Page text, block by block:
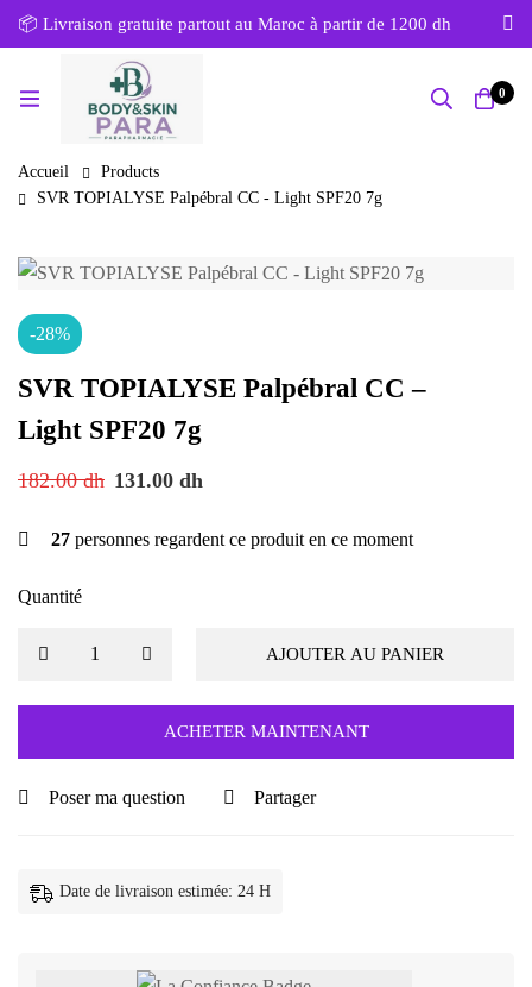
📦 Livraison gratuite partout au Maroc à partir de 1200 dh
0
Accueil
Products
SVR TOPIALYSE Palpébral CC - Light SPF20 7g
-28%
SVR TOPIALYSE Palpébral CC –
Light SPF20 7g
182.00dh 131.00 dh
27 personnes regardent ce produit en ce moment
Quantité
AJOUTER AU PANIER
ACHETER MAINTENANT
Poser ma question Partager
Date de livraison estimée: 24 H